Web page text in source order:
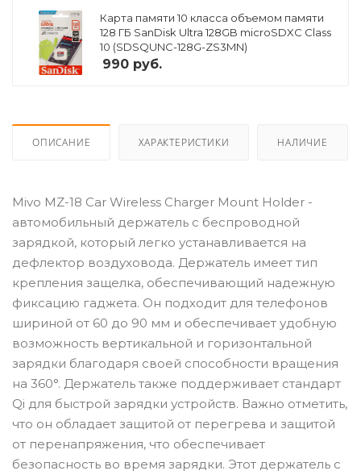
Карта памяти 10 класса объемом памяти
128 ГБ SanDisk Ultra 128GB microSDXC Class
10 (SDSQUNC-128G-ZS3MN)
990 руб.
ОПИСАНИЕ ХАРАКТЕРИСТИКИ НАЛИЧИЕ
Mivo MZ-18 Car Wireless Charger Mount Holder -
автомобильный держатель с беспроводной
зарядкой, который легко устанавливается на
дефлектор воздуховода. Держатель имеет тип
крепления защелка, обеспечивающий надежную
фиксацию гаджета. Он подходит для телефонов
шириной от 60 до 90 мм и обеспечивает удобную
возможность вертикальной и горизонтальной
зарядки благодаря своей способности вращения
на 360°. Держатель также поддерживает стандарт
Qi для быстрой зарядки устройств. Важно отметить,
что он обладает защитой от перегрева и защитой
от перенапряжения, что обеспечивает
безопасность во время зарядки. Этот держатель с